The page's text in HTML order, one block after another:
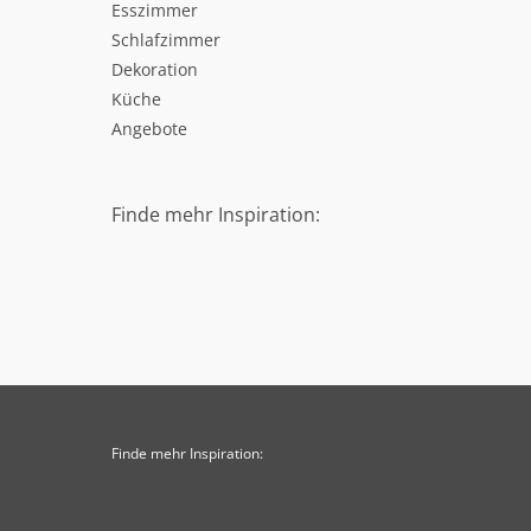
Esszimmer
Schlafzimmer
Dekoration
Küche
Angebote
Finde mehr Inspiration:
Finde mehr Inspiration: